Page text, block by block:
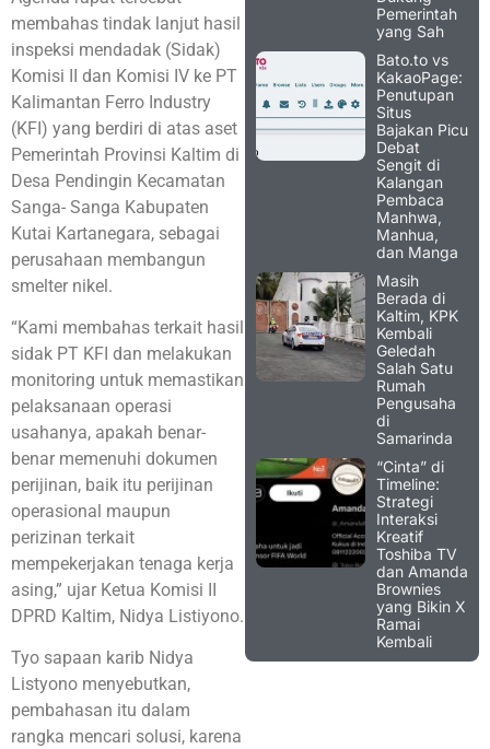
membahas tindak lanjut hasil
inspeksi mendadak (Sidak)
Komisi II dan Komisi IV ke PT
Kalimantan Ferro Industry
(KFI) yang berdiri di atas aset
Pemerintah Provinsi Kaltim di
Desa Pendingin Kecamatan
Sanga- Sanga Kabupaten
Kutai Kartanegara, sebagai
perusahaan membangun
smelter nikel.
“Kami membahas terkait hasil
sidak PT KFI dan melakukan
monitoring untuk memastikan
pelaksanaan operasi
usahanya, apakah benar-
benar memenuhi dokumen
perijinan, baik itu perijinan
operasional maupun
perizinan terkait
mempekerjakan tenaga kerja
asing,” ujar Ketua Komisi II
DPRD Kaltim, Nidya Listiyono.
Tyo sapaan karib Nidya
Listyono menyebutkan,
pembahasan itu dalam
rangka mencari solusi, karena
Pemerintah
yang Sah
Bato.to vs
KakaoPage:
Penutupan
Situs
Bajakan Picu
Debat
Sengit di
Kalangan
Pembaca
Manhwa,
Manhua,
dan Manga
Masih
Berada di
Kaltim, KPK
Kembali
Geledah
Salah Satu
Rumah
Pengusaha
di
Samarinda
“Cinta” di
Timeline:
Strategi
Interaksi
Kreatif
Toshiba TV
dan Amanda
Brownies
yang Bikin X
Ramai
Kembali